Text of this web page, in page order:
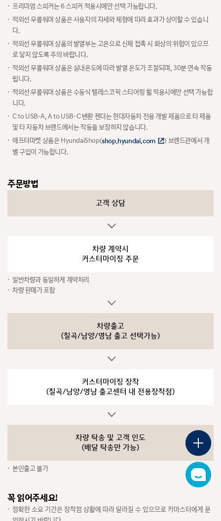
프리미엄 스피커는 6 스피커 적용시에만 선택 가능합니다.
적외선 무릎워머 상품은 사용자의 자세와 체형에 따라 효과가 상이할 수 있습니
다.
적외선 무릎워머 상품의 발열부는 고온으로 신체 접촉 시 화상의 위험이 있으므
로 닿지 않도록 주의 바랍니다.
적외선 무릎워머 상품은 실내온도에 따라 발열 온도가 조절되며, 30분 연속 작동
됩니다.
적외선 무릎워머 상품은 수동식 텔레스코픽 스티어링 휠 적용시에만 선택 가능합
니다.
C to USB-A, A to USB-C 변환 젠더는 현대자동차 전용 개발 제품으로 타 제품
및 타 자동차 브랜드에서는 작동을 보장하지 않습니다.
애프터마켓 상품은 HyundaiShop(shop.hyundai.com
) 브랜드관에서 개
별 구입이 가능합니다.
주문방법
고객 상담
차량 계약시
커스터마이징 주문
일반차량과 동일하게 계약처리
차량 판매가 포함
차량출고
(칠곡/남양/영남 출고 선택가능)
커스터마이징 장착
(칠곡/남양/영남 출고센터 내 전용장착점)
차량 탁송 및 고객 인도
(배달 탁송만 가능)
본인출고 불가
꼭 읽어주세요!
정확한 소요 기간은 장착점 상황에 따라 달라질 수 있으므로 카마스터에게 문
로
팅
메
뉴
열
기
달
의
구
매
혜
택
가격표
카탈로그
전
회
챗
봇
열